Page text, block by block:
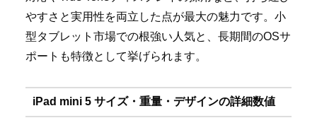
やすさと実用性を両立した点が最大の魅力です。小
型タブレット市場での根強い人気と、長期間のOSサ
ポートも特徴として挙げられます。
iPad mini 5 サイズ・重量・デザインの詳細数値